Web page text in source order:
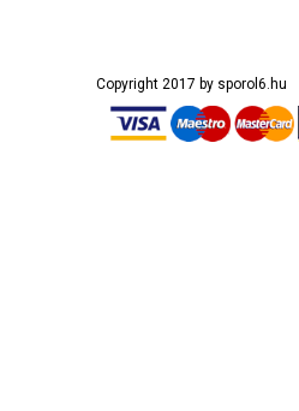
Copyright 2017 by sporol6.hu